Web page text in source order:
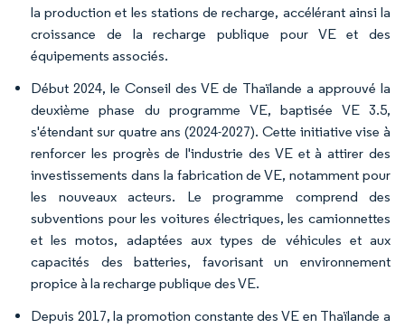
la production et les stations de recharge, accélérant ainsi la
croissance de la recharge publique pour VE et des
équipements associés.
Début 2024, le Conseil des VE de Thaïlande a approuvé la
deuxième phase du programme VE, baptisée VE 3.5,
s'étendant sur quatre ans (2024-2027). Cette initiative vise à
renforcer les progrès de l'industrie des VE et à attirer des
investissements dans la fabrication de VE, notamment pour
les nouveaux acteurs. Le programme comprend des
subventions pour les voitures électriques, les camionnettes
et les motos, adaptées aux types de véhicules et aux
capacités des batteries, favorisant un environnement
propice à la recharge publique des VE.
Depuis 2017, la promotion constante des VE en Thaïlande a